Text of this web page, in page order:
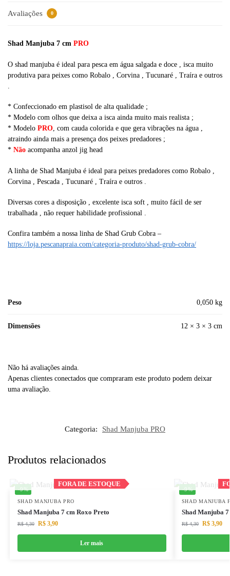
Avaliações 0
Shad Manjuba 7 cm PRO
O shad manjuba é ideal para pesca em água salgada e doce , isca muito
produtiva para peixes como Robalo , Corvina , Tucunaré , Traíra e outros
* Confeccionado em plastisol de alta qualidade ;
* Modelo com olhos que deixa a isca ainda muito mais realista ;
* Modelo PRO, com cauda colorida e que gera vibrações na água ,
atraindo ainda mais a presença dos peixes predadores ;
* Não acompanha anzol jig head
A linha de Shad Manjuba é ideal para peixes predadores como Robalo ,
Corvina , Pescada , Tucunaré , Traíra e outros .
Diversas cores a disposição , excelente isca soft , muito fácil de ser
trabalhada , não requer habilidade profissional .
Confira também a nossa linha de Shad Grub Cobra –
https://loja.pescanapraia.com/categoria-produto/shad-grub-cobra/
Peso 0,050 kg
Dimensões 12 × 3 × 3 cm
Não há avaliações ainda.
Apenas clientes conectados que compraram este produto podem deixar
uma avaliação.
Categoria: Shad Manjuba PRO
Produtos relacionados
FORA DE ESTOQUE
-9%
Out of stock
FORA DE ESTOQUE
SHAD MANJUBA PRO
Shad Manjuba 7 cm Roxo Preto
R$4,30 R$3,90
Ler mais
-9%
SHAD MANJUBA
Shad Manjuba
R$4,30 R$3,90